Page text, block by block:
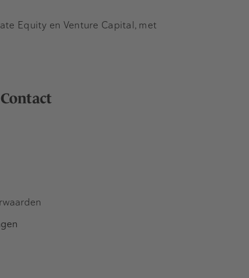
Equity en Venture Capital, met